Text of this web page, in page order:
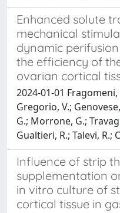
Enhanced solute
mechanical
dynamic
the efficiency of
ovarian cortical
2024-01-01
Gregorio, V.;
G.; Morrone, G.;
Gualtieri, R.; Talevi, R.;
Influence of strip
supplementation
in vitro culture of
cortical tissue in